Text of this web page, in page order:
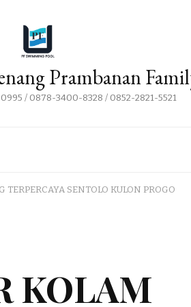
Prambanan
/ 0878-3400-8328 / 0852-2821-5521
SENTOLO KULON PROGO
KOLAM